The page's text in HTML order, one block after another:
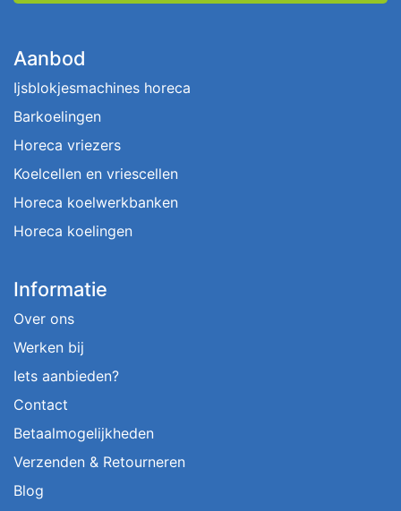
Aanbod
Ijsblokjesmachines horeca
Barkoelingen
Horeca vriezers
Koelcellen en vriescellen
Horeca koelwerkbanken
Horeca koelingen
Informatie
Over ons
Werken bij
Iets aanbieden?
Contact
Betaalmogelijkheden
Verzenden & Retourneren
Blog